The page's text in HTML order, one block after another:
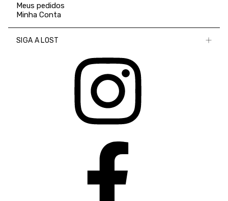
Meus pedidos
Minha Conta
SIGA A LOST